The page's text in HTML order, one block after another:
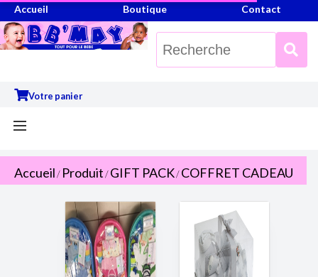
Accueil Boutique Contact
Votre panier
Accueil/ Produit/GIFT PACK/COFFRET CADEAU